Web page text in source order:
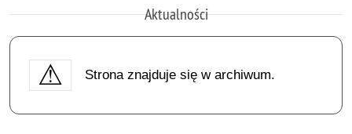
Aktualności
Strona znajduje się w archiwum.